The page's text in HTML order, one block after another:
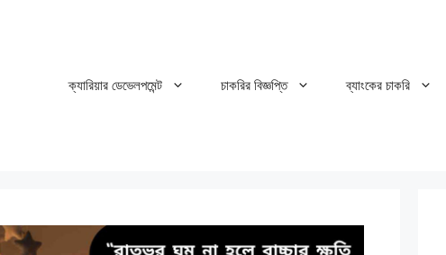
ক্যারিয়ার ডেভেলপমেন্ট চাকরির বিজ্ঞপ্তি ব্যাংকের চাকরি